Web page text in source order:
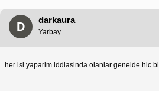
D
darkaura
Yarbay
her isi yaparim iddiasinda olanlar genelde hic